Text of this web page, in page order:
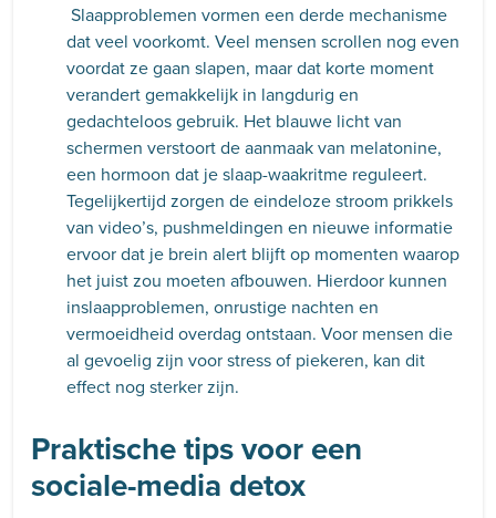
Slaapproblemen vormen een derde mechanisme
dat veel voorkomt. Veel mensen scrollen nog even
voordat ze gaan slapen, maar dat korte moment
verandert gemakkelijk in langdurig en
gedachteloos gebruik. Het blauwe licht van
schermen verstoort de aanmaak van melatonine,
een hormoon dat je slaap-waakritme reguleert.
Tegelijkertijd zorgen de eindeloze stroom prikkels
van video’s, pushmeldingen en nieuwe informatie
ervoor dat je brein alert blijft op momenten waarop
het juist zou moeten afbouwen. Hierdoor kunnen
inslaapproblemen, onrustige nachten en
vermoeidheid overdag ontstaan. Voor mensen die
al gevoelig zijn voor stress of piekeren, kan dit
effect nog sterker zijn.
Praktische tips voor een
sociale-media detox